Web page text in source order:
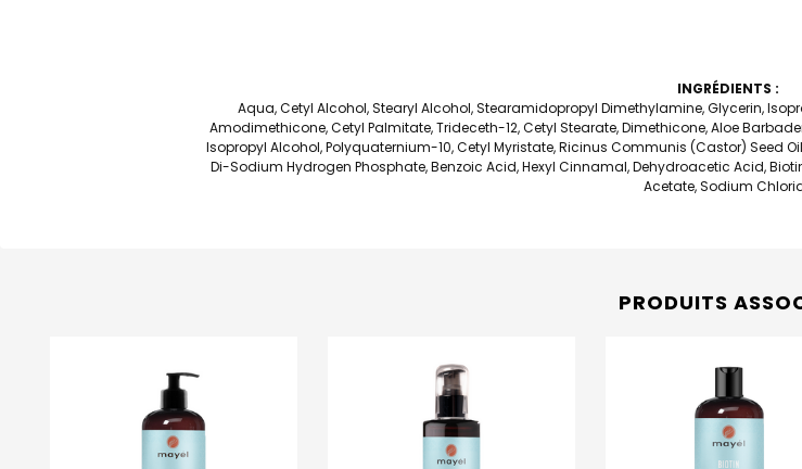
INGRÉDIENTS :
Aqua, Cetyl Alcohol, Stearyl Alcohol, Stearamidopropyl Dimethylamine, Glycerin,
Amodimethicone, Cetyl Palmitate, Trideceth-12, Cetyl Stearate, Dimethicone, Aloe
Isopropyl Alcohol, Polyquaternium-10, Cetyl Myristate, Ricinus Communis (Castor) Seed
Di-Sodium Hydrogen Phosphate, Benzoic Acid, Hexyl Cinnamal, Dehydroacetic Acid,
Acetate, Sodium
PRODUITS